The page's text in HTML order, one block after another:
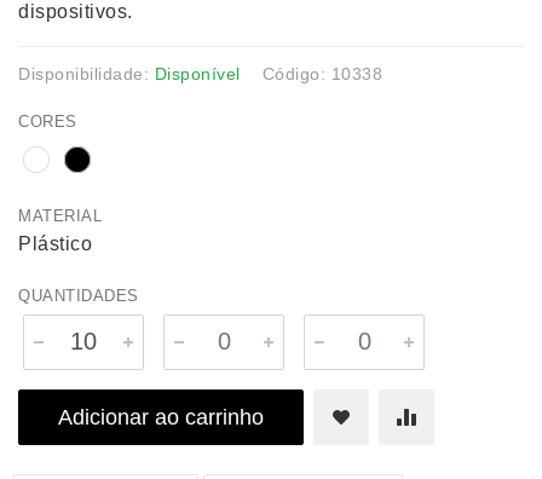
dispositivos.
Disponibilidade: Disponível Código: 10338
CORES
MATERIAL
Plástico
QUANTIDADES
Adicionar ao carrinho